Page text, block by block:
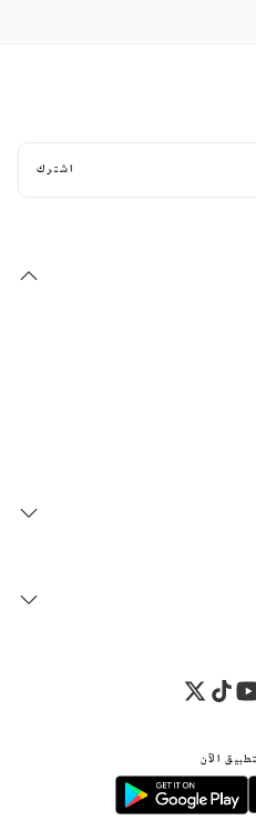
اشترك
الآن